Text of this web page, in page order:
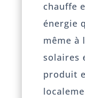
chauffe
énergie
même à
solaires
produit